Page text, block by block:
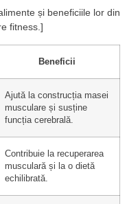
și beneficiile lor din
fitness.]
Beneficii
Ajută la construcția masei
musculare și susține
funcția cerebrală.
Contribuie la recuperarea
musculară și la o dietă
echilibrată.